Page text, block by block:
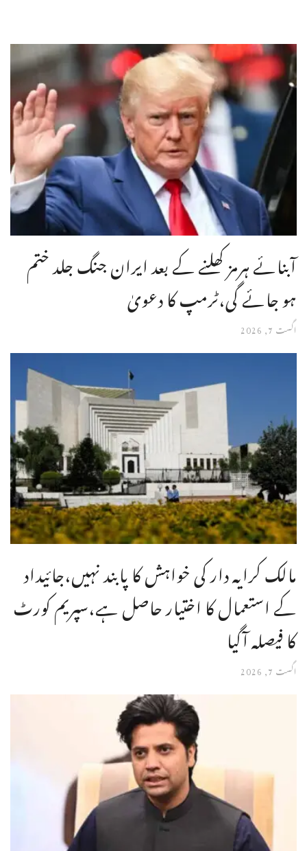
آبنائے ہرمز کھلنے کے بعد ایران جنگ جلد ختم
ہو جائے گی،ٹرمپ کا دعویٰ
اگست 7, 2026
مالک کرایہ دار کی خواہش کا پابند نہیں،جائیداد
کے استعمال کا اختیار حاصل ہے،سپریم کورٹ
کا فیصلہ آگیا
اگست 7, 2026